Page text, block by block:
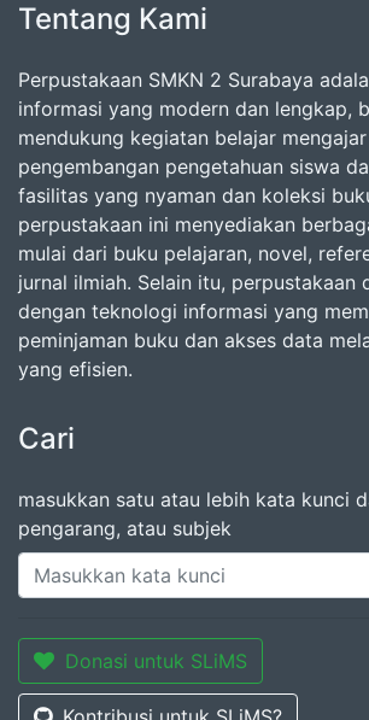
Tentang Kami
Perpustakaan SMKN 2 Surabaya
informasi yang modern dan lengkap,
mendukung kegiatan belajar
pengembangan pengetahuan siswa
fasilitas yang nyaman dan koleksi
perpustakaan ini menyediakan
mulai dari buku pelajaran, novel,
jurnal ilmiah. Selain itu, perpustakaan
dengan teknologi informasi yang
peminjaman buku dan akses data
yang efisien.
Cari
masukkan satu atau lebih kata kunci
pengarang, atau subjek
Donasi untuk SLiMS